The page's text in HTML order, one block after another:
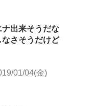
出来そうだな
さそうだけど
01/04(金)